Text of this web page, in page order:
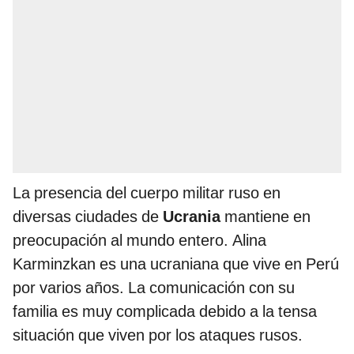
La presencia del cuerpo militar ruso en
diversas ciudades de Ucrania mantiene en
preocupación al mundo entero. Alina
Karminzkan es una ucraniana que vive en Perú
por varios años. La comunicación con su
familia es muy complicada debido a la tensa
situación que viven por los ataques rusos.